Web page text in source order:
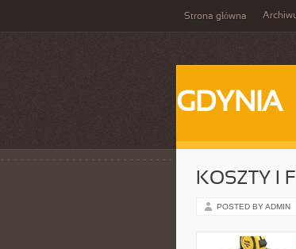
Strona główna
GDYNIA
KOSZTY I
POSTED BY ADMIN